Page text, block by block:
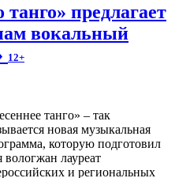
предлагает
вокальный
12+
танго» – так
новая музыкальная
которую подготовил
вологжан лауреат
и региональных